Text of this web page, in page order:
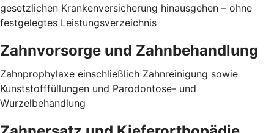
gesetzlichen Krankenversicherung hinausgehen – ohne
festgelegtes Leistungsverzeichnis
Zahnvorsorge und Zahnbehandlung
Zahnprophylaxe einschließlich Zahnreinigung sowie
Kunststofffüllungen und Parodontose- und
Wurzelbehandlung